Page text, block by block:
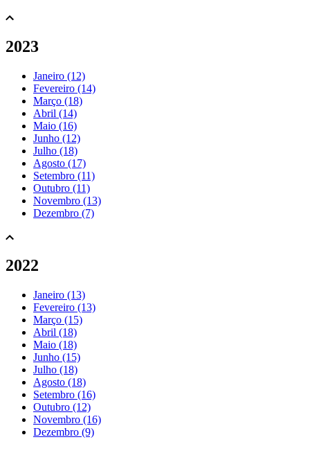
2023
Janeiro (12)
Fevereiro (14)
Março (18)
Abril (14)
Maio (16)
Junho (12)
Julho (18)
Agosto (17)
Setembro (11)
Outubro (11)
Novembro (13)
Dezembro (7)
2022
Janeiro (13)
Fevereiro (13)
Março (15)
Abril (18)
Maio (18)
Junho (15)
Julho (18)
Agosto (18)
Setembro (16)
Outubro (12)
Novembro (16)
Dezembro (9)